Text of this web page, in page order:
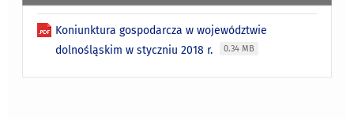
Koniunktura gospodarcza w województwie
dolnośląskim w styczniu 2018 r.
0.34 MB